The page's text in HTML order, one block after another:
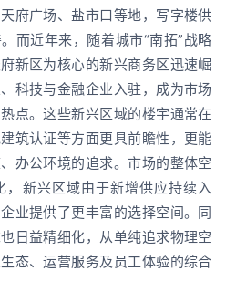
府广场、盐市口等地，写字楼供
而近年来，随着城市“南拓”战略
新区为核心的新兴商务区迅速崛
科技与金融企业入驻，成为市场
点。这些新兴区域的楼宇通常在
筑认证等方面更具前瞻性，更能
办公环境的追求。市场的整体空
，新兴区域由于新增供应持续入
业提供了更丰富的选择空间。同
日益精细化，从单纯追求物理空
态、运营服务及员工体验的综合